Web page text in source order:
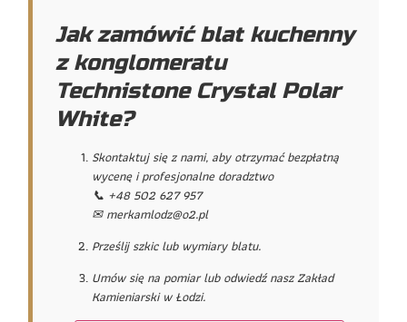
Jak zamówić blat kuchenny
z konglomeratu
Technistone Crystal Polar
White?
Skontaktuj się z nami, aby otrzymać bezpłatną
wycenę i profesjonalne doradztwo
📞 +48 502 627 957
✉ merkamlodz@o2.pl
Prześlij szkic lub wymiary blatu.
Umów się na pomiar lub odwiedź nasz Zakład
Kamieniarski w Łodzi.